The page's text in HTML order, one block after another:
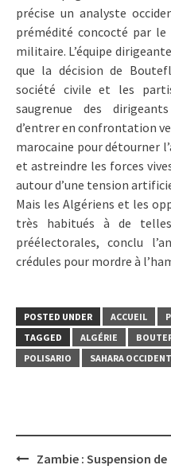
précise un analyste
prémédité concocté par
militaire. L’équipe
que la décision de
société civile et les
saugrenue des
d’entrer en confrontation
marocaine pour détourner
et astreindre les forces
autour d’une tension
Mais les Algériens et les
très habitués à de
préélectorales, conclu
crédules pour mordre à
POSTED UNDER ACCUEIL
TAGGED
ALGÉRIE
POLISARIO
SAHARA
PostZambie : Suspension de